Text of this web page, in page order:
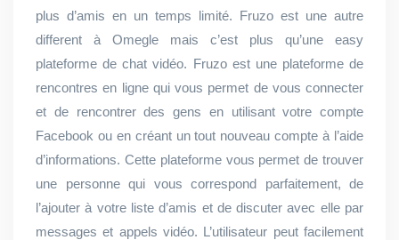
plus d’amis en un temps limité. Fruzo est une autre
different à Omegle mais c’est plus qu’une easy
plateforme de chat vidéo. Fruzo est une plateforme de
rencontres en ligne qui vous permet de vous connecter
et de rencontrer des gens en utilisant votre compte
Facebook ou en créant un tout nouveau compte à l’aide
d’informations. Cette plateforme vous permet de trouver
une personne qui vous correspond parfaitement, de
l’ajouter à votre liste d’amis et de discuter avec elle par
messages et appels vidéo. L’utilisateur peut facilement